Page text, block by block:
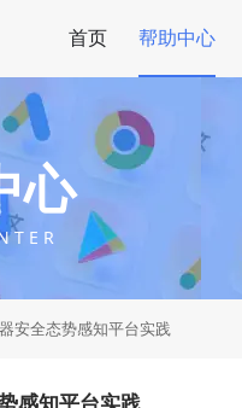
首页 帮助中心
心
T E R
安全态势感知平台实践
感知平台实践